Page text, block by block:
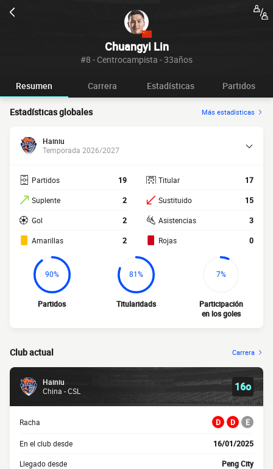
Chuangyi Lin
#8 - Centrocampista - 33años
Resumen Carrera Estadísticas Partidos
Estadísticas globales Más estadísticas
Hainiu
Temporada 2026/2027
Partidos 19
Suplente 2
Gol 2
Amarillas 2
Titular 17
Sustituido 15
Asistencias 3
Rojas 0
90%
Partidos
81%
Titularidads
7%
Participación
en los goles
Club actual Carrera
Hainiu
China - CSL
16o
Racha D D E
En el club desde 16/01/2025
Llegado desde Peng City